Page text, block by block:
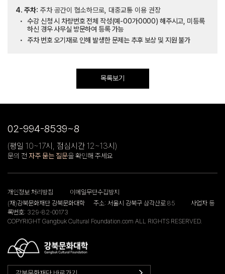
4. 주차: 주차 공간이 협소하므로, 대중교통 이용 권장
수강 신청 시 차량번호 전체 작성(예-00가0000) 해주시고, 미등록
하신 경우 사무실 방문하여 등록 가능
주차 번호 오기재로 인해 발생한 문제는 추후 보상 및 지원 불가
목록보기
02-994-8539~8
(평일 10~17시, 점심시간 12~13시)
문의 전 자주 묻는 질문을 확인해 주세요
개인정보 처리방침
이메일무단수집방지
(재)강북문화재단 강북문화대학
주소: 서울시 강북구 삼각산로 85
사업자 등
록번호: 329-82-00173
COPYRIGHT Gangbuk Cultural Foundation.com ALL RIGHTS RESERVED.